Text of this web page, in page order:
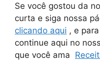
Se você gostou da
curta e siga nossa
clicando aqui , e
continue aqui no
que você ama